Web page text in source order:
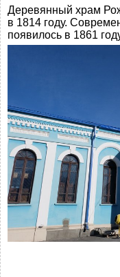
Деревянный храм
в 1814 году.
появилось в 1861